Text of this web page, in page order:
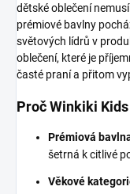
dětské oblečení
prémiové bavlny
světových lídrů v
oblečení, které je
časté praní a přitom
Proč Winkiki
Prémiová
šetrná k citlivé
Věkové